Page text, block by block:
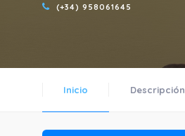
(+34) 958061645
Inicio Descripción